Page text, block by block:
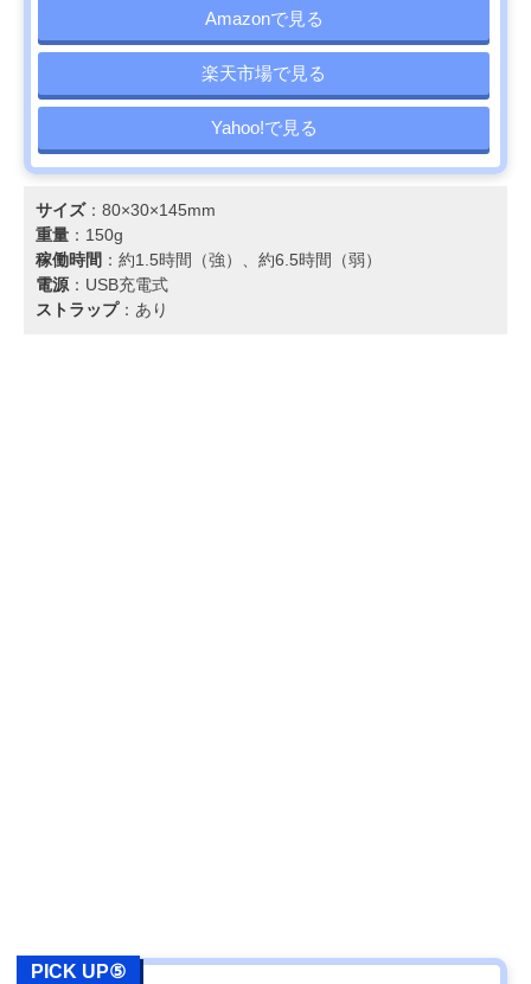
Amazonで見る
楽天市場で見る
Yahoo!で見る
サイズ：80×30×145mm
重量 ：150g
稼働時間 ：約1.5時間（強）、約6.5時間（弱）
電源 ：USB充電式
ストラップ：あり
PICK UP⑤